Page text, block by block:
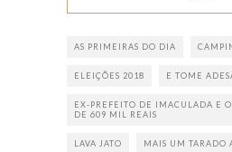
AS PRIMEIRAS DO DIA
ELEIÇÕES 2018 E TOME
EX-PREFEITO DE IMACULADA E
DE 609 MIL REAIS
LAVA JATO MAIS UM TARADO